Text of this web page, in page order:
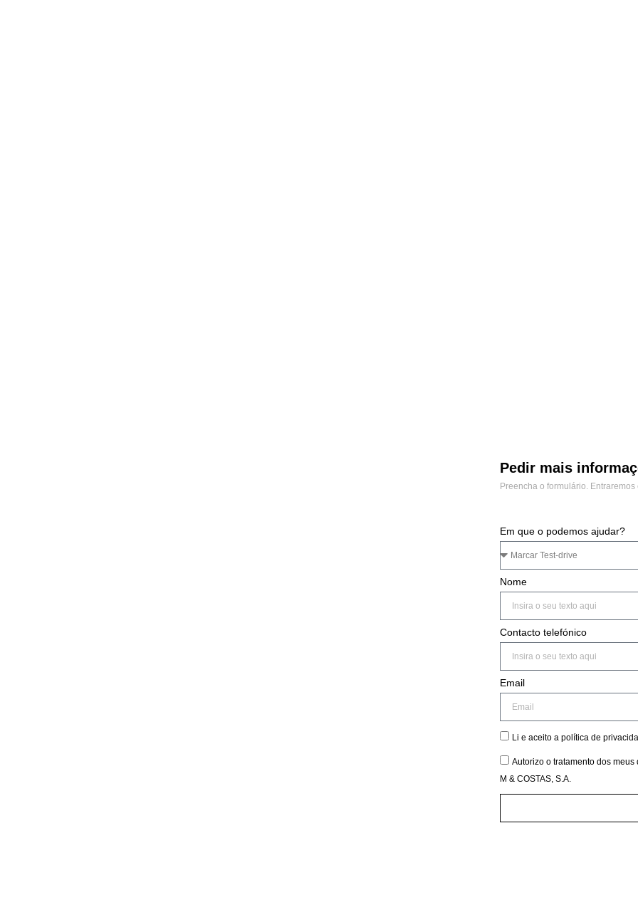
Pedir mais
Preencha o formulário.
Em que o podemos ajudar?
Nome
Contacto telefónico
Email
Li e aceito a política de
Autorizo o tratamento dos
M & COSTAS, S.A.